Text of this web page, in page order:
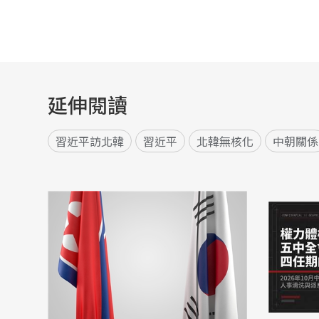
延伸閱讀
習近平訪北韓 習近平 北韓無核化 中朝關係